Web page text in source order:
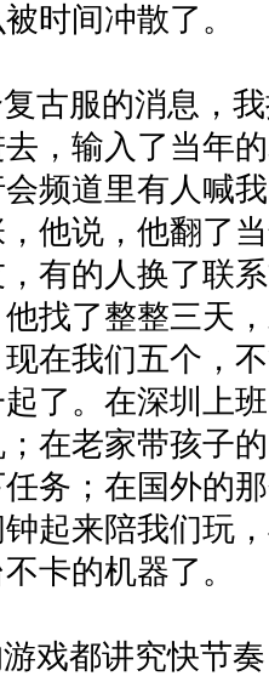
时间冲散了。
古服的消息，
，输入了当年
频道里有人喊
他说，他翻了
有的人换了联
找了整整三天
在我们五个，
了。在深圳上
在老家带孩子
务；在国外的
起来陪我们玩
卡的机器了。
戏都讲究快节